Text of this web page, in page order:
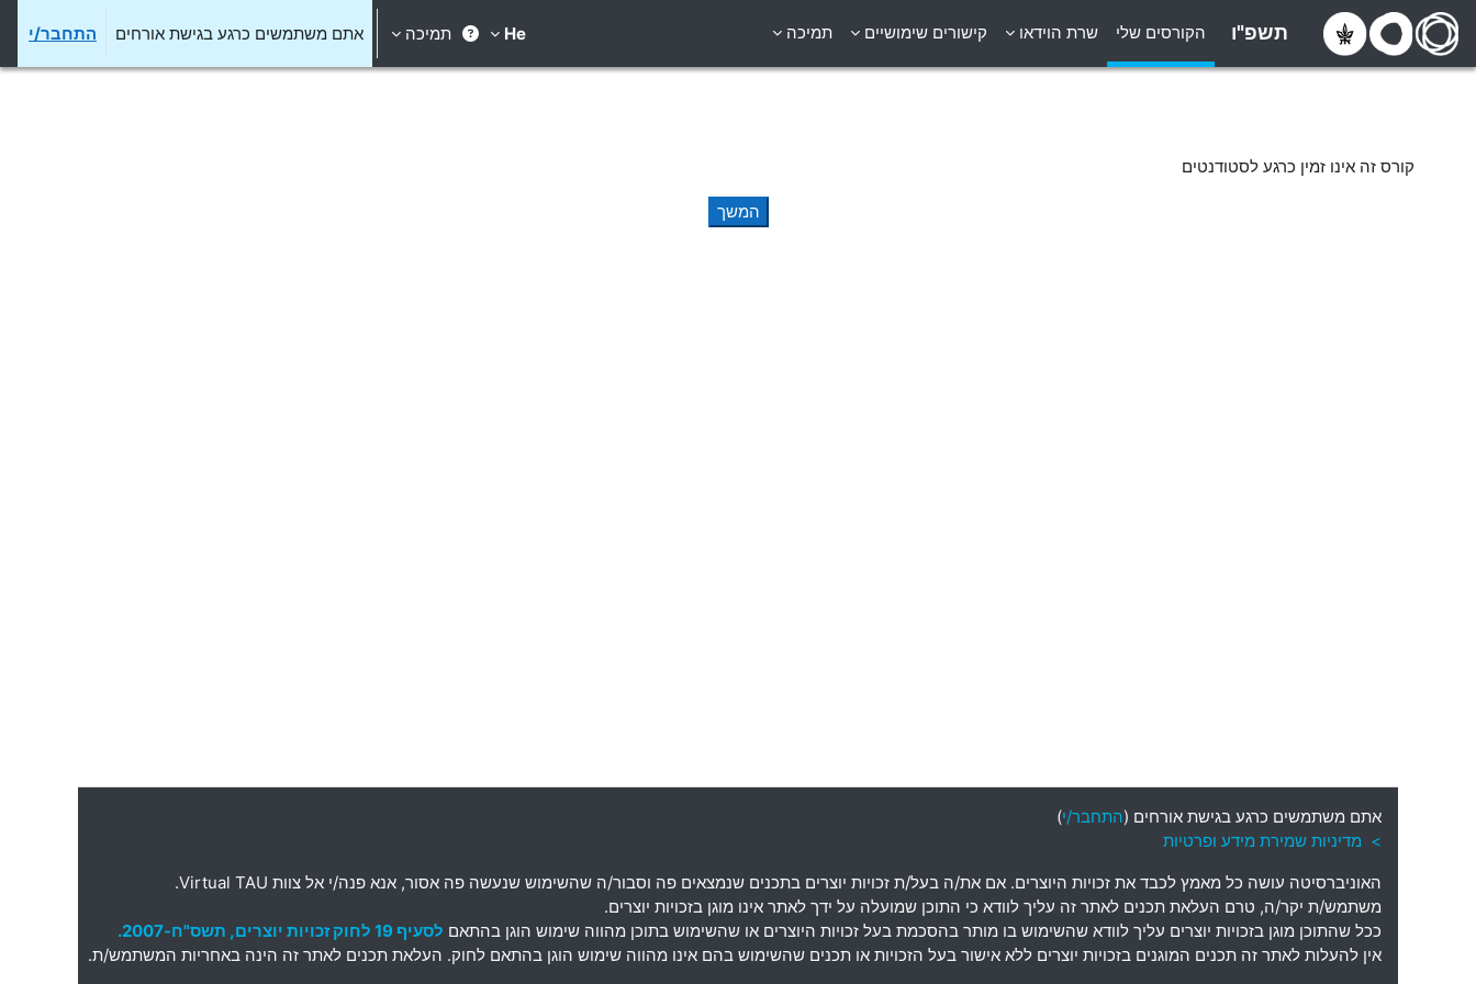
דילוג לתוכן הראשי
תשפ"ו הקורסים שלי שרת הוידאו קישורים שימושיים תמיכה He תמיכה אתם משתמשים כרגע בגישת אורחים התחבר/י
קורס זה אינו זמין כרגע לסטודנטים
המשך
אתם משתמשים כרגע בגישת אורחים (התחבר/י)
> מדיניות שמירת מידע ופרטיות
האוניברסיטה עושה כל מאמץ לכבד את זכויות היוצרים. אם את/ה בעל/ת זכויות יוצרים בתכנים שנמצאים פה וסבור/ה שהשימוש שנעשה פה אסור, אנא פנה/י אל צוות Virtual TAU.
משתמש/ת יקר/ה, טרם העלאת תכנים לאתר זה עליך לוודא כי התוכן שמועלה על ידך לאתר אינו מוגן בזכויות יוצרים.
ככל שהתוכן מוגן בזכויות יוצרים עליך לוודא שהשימוש בו מותר בהסכמת בעל זכויות היוצרים או שהשימוש בתוכן מהווה שימוש הוגן בהתאם לסעיף 19 לחוק זכויות יוצרים, תשס"ח-2007.
אין להעלות לאתר זה תכנים המוגנים בזכויות יוצרים ללא אישור בעל הזכויות או תכנים שהשימוש בהם אינו מהווה שימוש הוגן בהתאם לחוק. העלאת תכנים לאתר זה הינה באחריות המשתמש/ת.